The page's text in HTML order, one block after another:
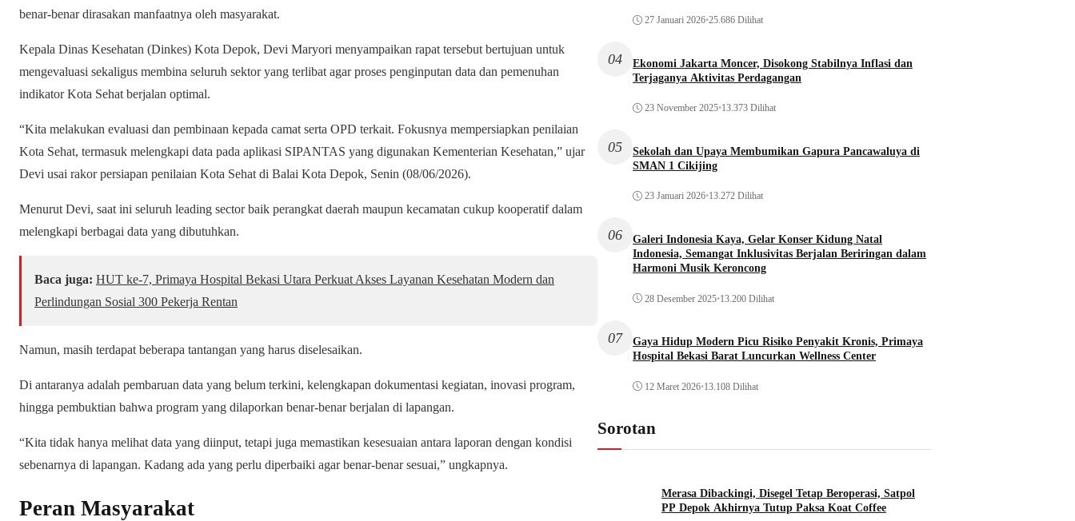
benar-benar dirasakan manfaatnya oleh masyarakat.
Kepala Dinas Kesehatan (Dinkes) Kota Depok, Devi Maryori menyampaikan rapat tersebut bertujuan untuk
mengevaluasi sekaligus membina seluruh sektor yang terlibat agar proses penginputan data dan pemenuhan
indikator Kota Sehat berjalan optimal.
“Kita melakukan evaluasi dan pembinaan kepada camat serta OPD terkait. Fokusnya mempersiapkan penilaian
Kota Sehat, termasuk melengkapi data pada aplikasi SIPANTAS yang digunakan Kementerian Kesehatan,” ujar
Devi usai rakor persiapan penilaian Kota Sehat di Balai Kota Depok, Senin (08/06/2026).
Menurut Devi, saat ini seluruh leading sector baik perangkat daerah maupun kecamatan cukup kooperatif dalam
melengkapi berbagai data yang dibutuhkan.
Baca juga: HUT ke-7, Primaya Hospital Bekasi Utara Perkuat Akses Layanan Kesehatan Modern dan
Perlindungan Sosial 300 Pekerja Rentan
Namun, masih terdapat beberapa tantangan yang harus diselesaikan.
Di antaranya adalah pembaruan data yang belum terkini, kelengkapan dokumentasi kegiatan, inovasi program,
hingga pembuktian bahwa program yang dilaporkan benar-benar berjalan di lapangan.
“Kita tidak hanya melihat data yang diinput, tetapi juga memastikan kesesuaian antara laporan dengan kondisi
sebenarnya di lapangan. Kadang ada yang perlu diperbaiki agar benar-benar sesuai,” ungkapnya.
Peran Masyarakat
27 Januari 2026•25.686 Dilihat
04
Ekonomi Jakarta Moncer, Disokong Stabilnya Inflasi dan
Terjaganya Aktivitas Perdagangan
23 November 2025•13.373 Dilihat
05
Sekolah dan Upaya Membumikan Gapura Pancawaluya di
SMAN 1 Cikijing
23 Januari 2026•13.272 Dilihat
06
Galeri Indonesia Kaya, Gelar Konser Kidung Natal
Indonesia, Semangat Inklusivitas Berjalan Beriringan dalam
Harmoni Musik Keroncong
28 Desember 2025•13.200 Dilihat
07
Gaya Hidup Modern Picu Risiko Penyakit Kronis, Primaya
Hospital Bekasi Barat Luncurkan Wellness Center
12 Maret 2026•13.108 Dilihat
Sorotan
Merasa Dibackingi, Disegel Tetap Beroperasi, Satpol
PP Depok Akhirnya Tutup Paksa Koat Coffee